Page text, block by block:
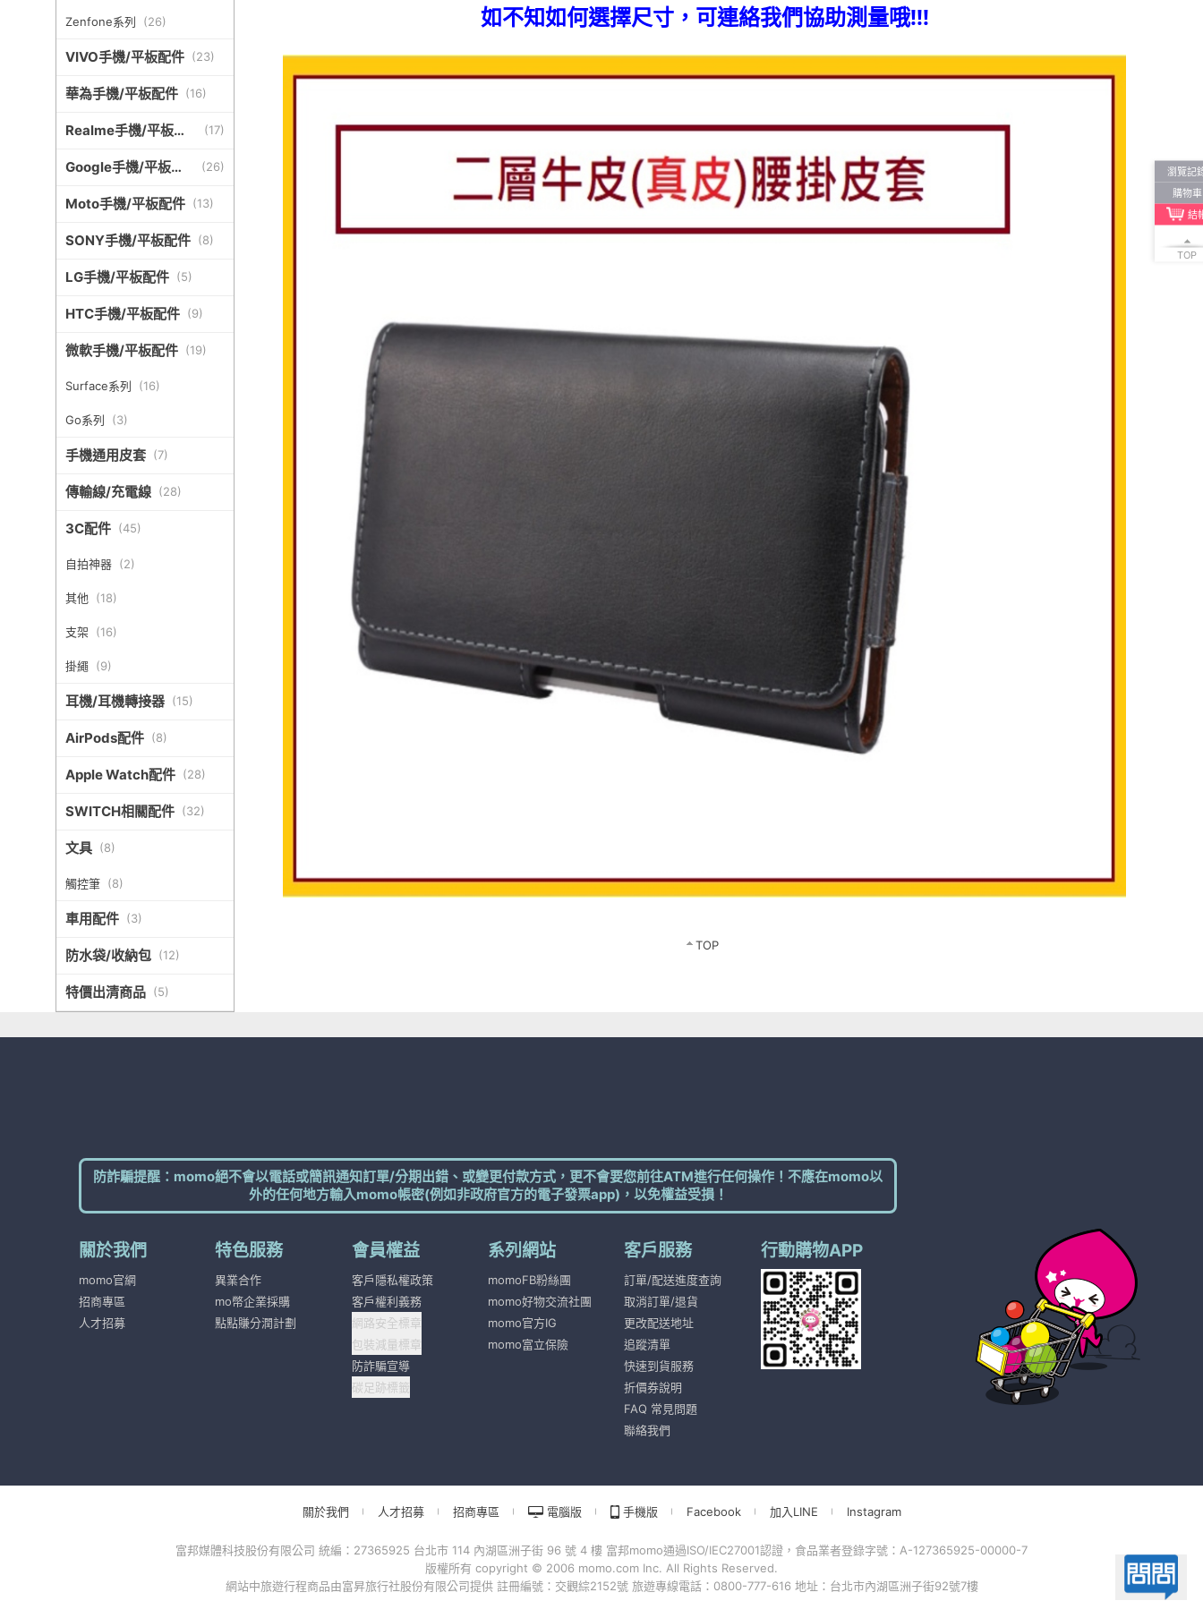
Zenfone系列 (26)
VIVO手機/平板配件 (23)
華為手機/平板配件 (16)
Realme手機/平板配
(17)
Google手機/平板配
(26)
Moto手機/平板配件 (13)
SONY手機/平板配件 (8)
LG手機/平板配件 (5)
HTC手機/平板配件 (9)
微軟手機/平板配件 (19)
Surface系列 (16)
Go系列 (3)
手機通用皮套 (7)
傳輸線/充電線 (28)
3C配件 (45)
自拍神器 (2)
其他 (18)
支架 (16)
掛繩 (9)
耳機/耳機轉接器 (15)
AirPods配件 (8)
Apple Watch配件 (28)
SWITCH相關配件 (32)
文具 (8)
觸控筆 (8)
車用配件 (3)
防水袋/收納包 (12)
特價出清商品 (5)
如不知如何選擇尺寸，可連絡我們協助測量哦!!!
TOP
瀏覽記
購物車
結
TOP
防詐騙提醒：momo絕不會以電話或簡訊通知訂單/分期出錯、或變更付款方式，更不會要您前往ATM進行任何操作！不應在momo以
外的任何地方輸入momo帳密(例如非政府官方的電子發票app)，以免權益受損！
關於我們
momo官網
招商專區
人才招募
特色服務
異業合作
mo幣企業採購
點點賺分潤計劃
會員權益
客戶隱私權政策
客戶權利義務
網路安全標章
包裝減量標章
防詐騙宣導
碳足跡標籤
系列網站
momoFB粉絲團
momo好物交流社團
momo官方IG
momo富立保險
客戶服務
訂單/配送進度查詢
取消訂單/退貨
更改配送地址
追蹤清單
快速到貨服務
折價券說明
FAQ 常見問題
聯絡我們
行動購物APP
關於我們 人才招募 招商專區 電腦版 手機版 Facebook 加入LINE Instagram
富邦媒體科技股份有限公司 統編：27365925 台北市 114 內湖區洲子街 96 號 4 樓 富邦momo通過ISO/IEC27001認證，食品業者登錄字號：A-127365925-00000-7
版權所有 copyright © 2006 momo.com Inc. All Rights Reserved.
網站中旅遊行程商品由富昇旅行社股份有限公司提供 註冊編號：交觀綜2152號 旅遊專線電話：0800-777-616 地址：台北市內湖區洲子街92號7樓